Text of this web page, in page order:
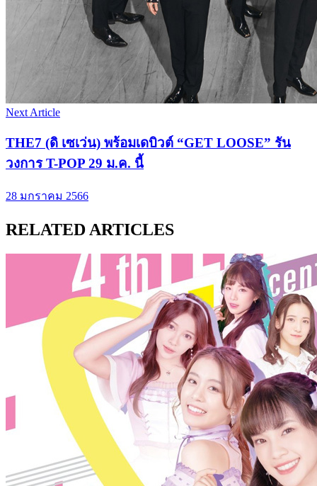
Next Article
THE7 (ดิ เซเว่น) พร้อมเดบิวต์ “GET LOOSE” รัน
วงการ T-POP 29 ม.ค. นี้
28 มกราคม 2566
RELATED ARTICLES